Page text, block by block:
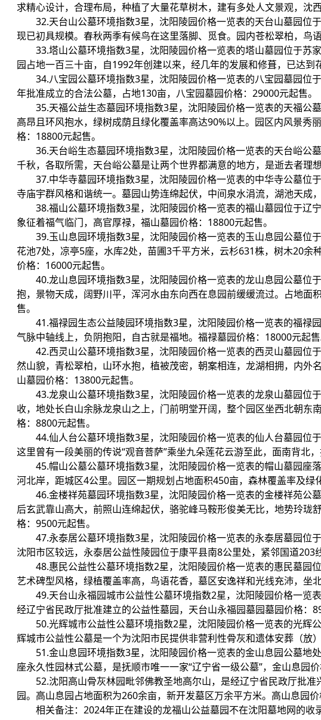
求精心设计，合理布局，种植了大量花草树木，建有多处人文景观，沈
32.天台山公墓环境指数3星，沈阳陵园价格一览表的天台山墓园位
现已初具规模。春秋两季有候鸟在这里落脚、觅食。园内苍松翠柏，鸟
33.塔山公墓环境指数3星，沈阳陵园价格一览表的塔山墓园位于
园占地一百三十亩，自1992年创建以来，经几年的发展和修葺，已达到
34.八宝园公墓环境指数3星，沈阳陵园价格一览表的八宝园墓园
年批准成立的合法公墓，占地130亩，八宝园墓园价格：29000元起售。
35.天福公益生态墓园环境指数3星，沈阳陵园价格一览表的天福
高昂且环风抱水，绿树成荫且绿化覆盖率高达90%以上。园区内风景
格：18800元起售。
36.天台峪生态墓园环境指数3星，沈阳陵园价格一览表的天台峪公
千秋，各取所需，天台峪公墓是让两个世界都满意的地方，是逝去者理
37.中华寺墓园环境指数3星，沈阳陵园价格一览表的中华寺公墓位
寺庙宇群风格和谐统一。墓园山势连绵起伏，中间泉水涓流，湖池天成
38.福山公墓环境指数3星，沈阳陵园价格一览表的福山墓园位于辽
象征着福气临门，高官厚禄，福山墓园价格：18800元起售。
39.玉山息园环境指数3星，沈阳陵园价格一览表的玉山息园公墓位
花池7处，凉亭5座，水库2处，苗圃3千平方米，云杉631株，树木20
价格：16000元起售。
40.龙山息园环境指数3星，沈阳陵园价格一览表的龙山息园公墓
抱，景物天成，阔野川平，浑河水由东向西在息园前缓缓流过。占地
售。
41.福禄园生态公益陵园环境指数3星，沈阳陵园价格一览表的福禄
气脉中轴线上，负阴抱阳，自古就是福地。福禄墓园价格：18000元起售
42.西灵山公墓环境指数3星，沈阳陵园价格一览表的西灵山墓园位
然山貌，青松翠柏，山环水抱，植被茂密，朝案相连，龙湖相拥，内外
山墓园价格：13800元起售。
43.龙泉山公墓环境指数3星，沈阳陵园价格一览表的龙泉山墓园位
收，地处长白山余脉龙泉山之上，门前明堂开阔，整个园区坐西北朝
格：8800元起售。
44.仙人台公墓环境指数3星，沈阳陵园价格一览表的仙人台墓园位
这里曾有一段美丽的传说“观音菩萨”乘坐九朵莲花云游至此，面南背北
45.帽山公墓公墓环境指数3星，沈阳陵园价格一览表的帽山墓园座
河北岸，距城区4公里。园区一期规划占地面积450亩，森林覆盖率及绿
46.金楼祥苑墓园环境指数3星，沈阳陵园价格一览表的金楼祥苑公
后玄武靠山高大，前照山连绵起伏，骆驼峰马鞍形俊美无比，地势玲
格：9500元起售。
47.永泰居公墓环境指数3星，沈阳陵园价格一览表的永泰居墓园位
沈阳市区较远，永泰居公益性陵园位于康平县南8公里处，紧邻国道203
48.惠民公益性公墓环境指数2星，沈阳陵园价格一览表的惠民墓园
艺术碑型风格，绿植覆盖率高，鸟语花香，墓区安逸祥和光线充沛，坐
49.天台山永福园城市公益性公墓环境指数2星，沈阳陵园价格一览
经辽宁省民政厅批准建立的公益性墓园，天台山永福园墓园墓园价格：
50.光辉城市公益性公墓环境指数2星，沈阳陵园价格一览表的光
辉城市公益性公墓是一个为沈阳市民提供非营利性骨灰和遗体安葬（放
51.金山息园环境指数3星，沈阳陵园价格一览表的金山息园公墓
座永久性园林式公墓，是抚顺市唯一一家“辽宁省一级公墓”，金山息园价
52.沈阳高山骨灰林园毗邻佛教圣地高尔山，是经辽宁省民政厅批
园。高山息园占地面积为260余亩，新开发墓区万余平方米。高山息园价
相关备注：2024年正在建设的龙福山公益墓园不在沈阳墓地网的收